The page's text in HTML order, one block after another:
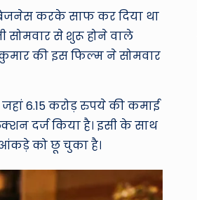
o
rl
करके साफ कर दिया था
सोमवार से शुरू होने वाले
की इस फिल्म ने सोमवार
6.15 करोड़ रुपये की कमाई
दर्ज किया है। इसी के साथ
को छू चुका है।